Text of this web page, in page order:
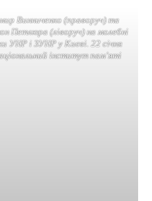
Винниченко (праворуч) та
Петлюра (ліворуч) на молебні
УНР і ЗУНР у Києві. 22 січня
інститут пам’яті